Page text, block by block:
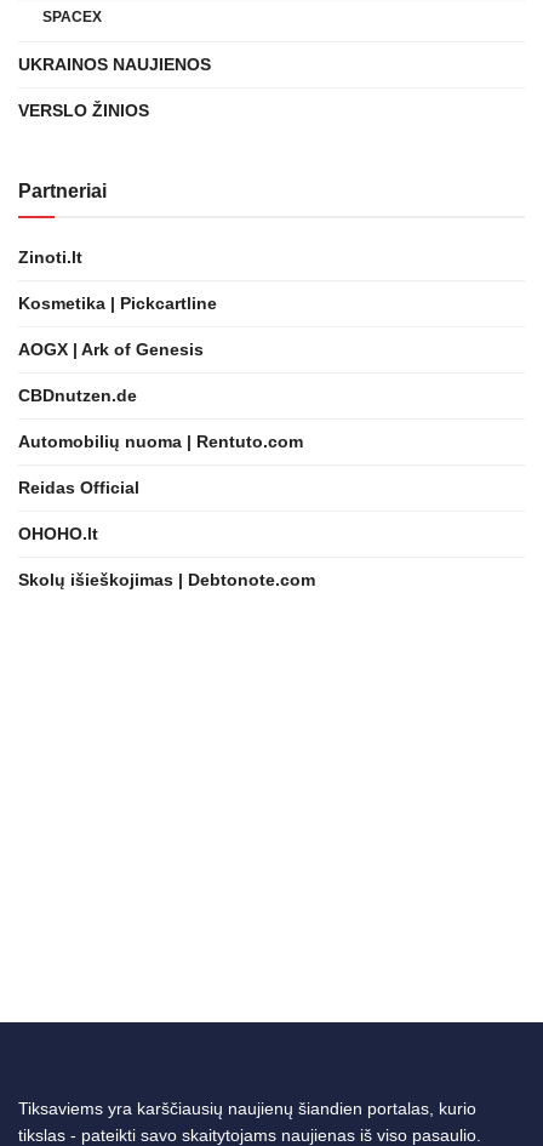
SPACEX
UKRAINOS NAUJIENOS
VERSLO ŽINIOS
Partneriai
Zinoti.lt
Kosmetika | Pickcartline
AOGX | Ark of Genesis
CBDnutzen.de
Automobilių nuoma | Rentuto.com
Reidas Official
OHOHO.lt
Skolų išieškojimas | Debtonote.com
Tiksaviems yra karščiausių naujienų šiandien portalas, kurio
tikslas - pateikti savo skaitytojams naujienas iš viso pasaulio.